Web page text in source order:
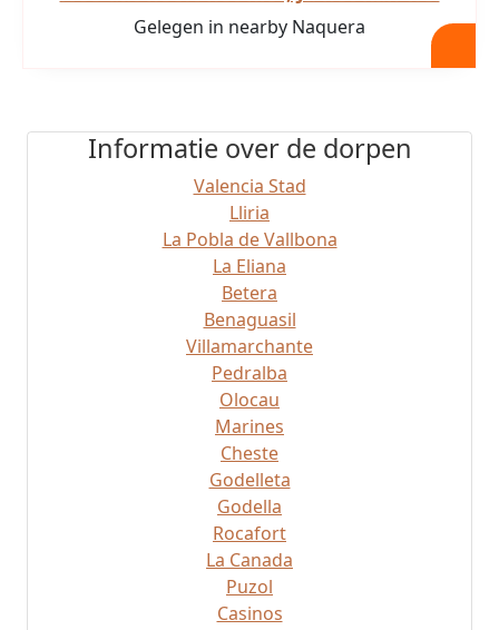
Gelegen in nearby Naquera
Informatie over de dorpen
Valencia Stad
Lliria
La Pobla de Vallbona
La Eliana
Betera
Benaguasil
Villamarchante
Pedralba
Olocau
Marines
Cheste
Godelleta
Godella
Rocafort
La Canada
Puzol
Casinos